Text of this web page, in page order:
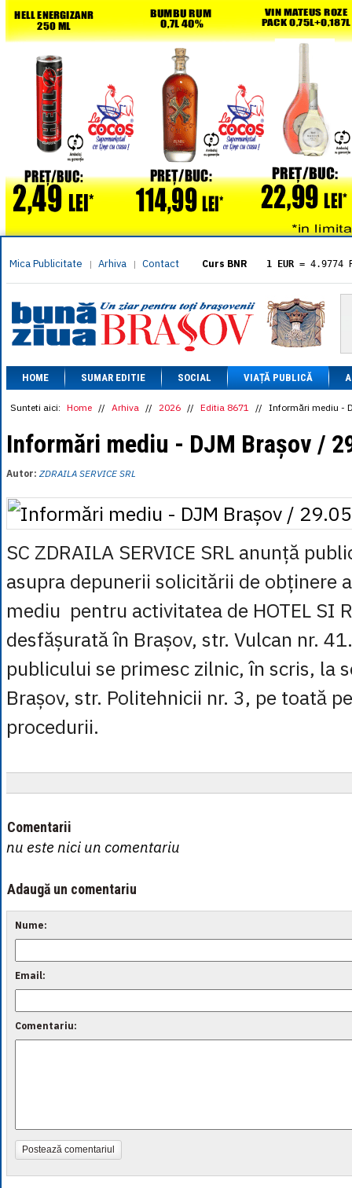
Mica Publicitate | Arhiva | Contact Curs BNR 1 EUR = 4.9774
= 5.8304
1 XAU= 464.4611
1 AED= 1.1933
1 AUD= 2.7957
1 BGN= 2.5449
1 CAD= 3.1559
1 CHF= 5.2813
1 CNY= 0.6015
= 0.6668
1 EGP= 0.0860
1 HUF
1 KRW
1 MDL
= 0.2538
1 MXN= 0.2227
1 NOK= 0.4191
1 NZD= 2.6097
1 PLN = 1.1646
1 RSD = 0.0425
1 RUB= 0.0530
1 SEK= 0.4526
= 0.1141
1 UAH
= 0.1048
= 5.9383
1 ZAR = 0.2318
HOME SUMAR EDITIE SOCIAL VIAȚĂ PUBLICĂ
Sunteti aici: Home // Arhiva // 2026 // Editia 8671 // Informări mediu -
Informări mediu - DJM Brașov /
Autor: ZDRAILA SERVICE SRL
SC ZDRAILA SERVICE SRL anunță
asupra depunerii solicitării de obținere
mediu pentru activitatea de HOTEL SI
desfășurată în Brașov, str. Vulcan nr.
publicului se primesc zilnic, în scris, la
Brașov, str. Politehnicii nr. 3, pe toată
procedurii.
Comentarii
nu este nici un comentariu
Adaugă un comentariu
Nume:
Email:
Comentariu:
Postează comentariul